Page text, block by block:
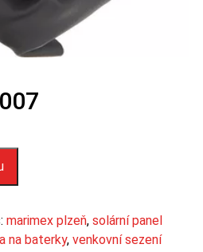
marimex plzeň, solární panel
na baterky, venkovní sezení